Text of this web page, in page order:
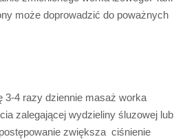
może doprowadzić do poważnych
3-4 razy dziennie masaż worka
zalegającej wydzieliny śluzowej lub
zwiększa ciśnienie